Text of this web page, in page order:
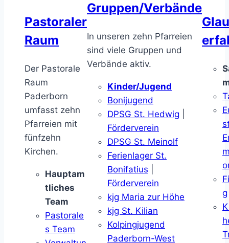
Pastoraler
Raum
Der Pastorale
Raum
Paderborn
umfasst zehn
Pfarreien mit
fünfzehn
Kirchen.
Hauptam
tliches
Team
Pastorale
s Team
Gruppen/Verbände
In unseren zehn Pfarreien
sind viele Gruppen und
Verbände aktiv.
Kinder/Jugend
Bonijugend
DPSG St. Hedwig
Förderverein
DPSG St. Meinolf
Ferienlager St.
Bonifatius
Förderverein
kjg Maria zur Höhe
kjg St. Kilian
Kolpingjugend
Paderborn-West
g